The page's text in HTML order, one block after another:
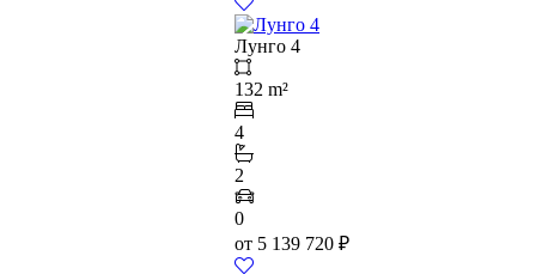
Лунго 4
132 m²
4
2
0
от 5 139 720 ₽